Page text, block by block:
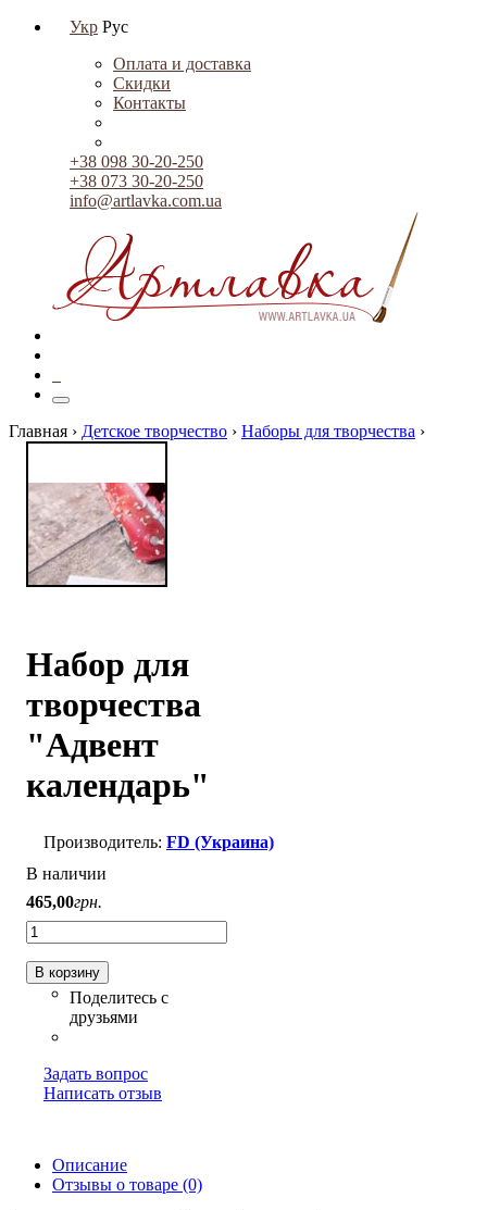
Укр Рус
Оплата и доставка
Скидки
Контакты
+38 098 30-20-250
+38 073 30-20-250
info@artlavka.com.ua
Главная › Детское творчество › Наборы для творчества ›
Набор для
творчества
"Адвент
календарь"
FD (Украина)
В наличии
465,00грн.
В корзину
Задать вопрос
Написать отзыв
Описание
Отзывы о товаре (0)